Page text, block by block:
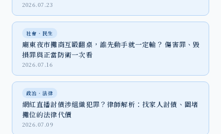
2026.07.23
社會‧民生
廟東夜市攤商互毆翻桌，誰先動手就一定輸？ 傷害罪、毀
損罪與正當防衛一次看
2026.07.16
政治‧法律
網紅直播討債涉組織犯罪？律師解析：找家人討債、圍堵
攤位的法律代價
2026.07.09